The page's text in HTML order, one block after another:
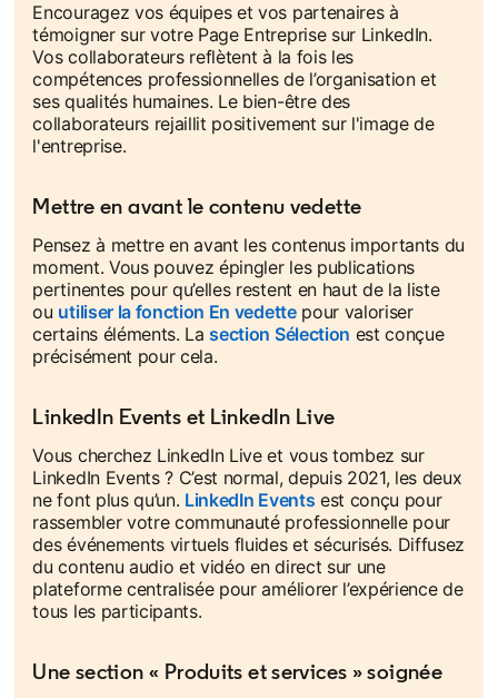
Encouragez vos équipes et vos partenaires à
témoigner sur votre Page Entreprise sur LinkedIn.
Vos collaborateurs reflètent à la fois les
compétences professionnelles de l’organisation et
ses qualités humaines. Le bien-être des
collaborateurs rejaillit positivement sur l'image de
l'entreprise.
Mettre en avant le contenu vedette
Pensez à mettre en avant les contenus importants du
moment. Vous pouvez épingler les publications
pertinentes pour qu’elles restent en haut de la liste
ou utiliser la fonction En vedetteopens in a new tab
pour valoriser
certains éléments. Lasection Sélection opens in a new
est conçue
précisément pour cela.
LinkedIn Events et LinkedIn Live
Vous cherchez LinkedIn Live et vous tombez sur
LinkedIn Events ? C’est normal, depuis 2021, les deux
ne font plus qu’un. LinkedIn Events est conçu pour
rassembler votre communauté professionnelle pour
des événements virtuels fluides et sécurisés. Diffusez
du contenu audio et vidéo en direct sur une
plateforme centralisée pour améliorer l’expérience de
tous les participants.
Une section « Produits et services » soignée